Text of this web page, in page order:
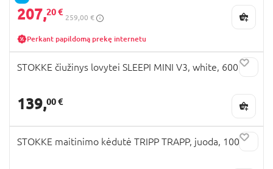
207,20 €
259,00 €
Perkant papildomą prekę internetu
STOKKE čiužinys lovytei SLEEPI MINI V3, white, 600101
139,00 €
STOKKE maitinimo kėdutė TRIPP TRAPP, juoda, 100103